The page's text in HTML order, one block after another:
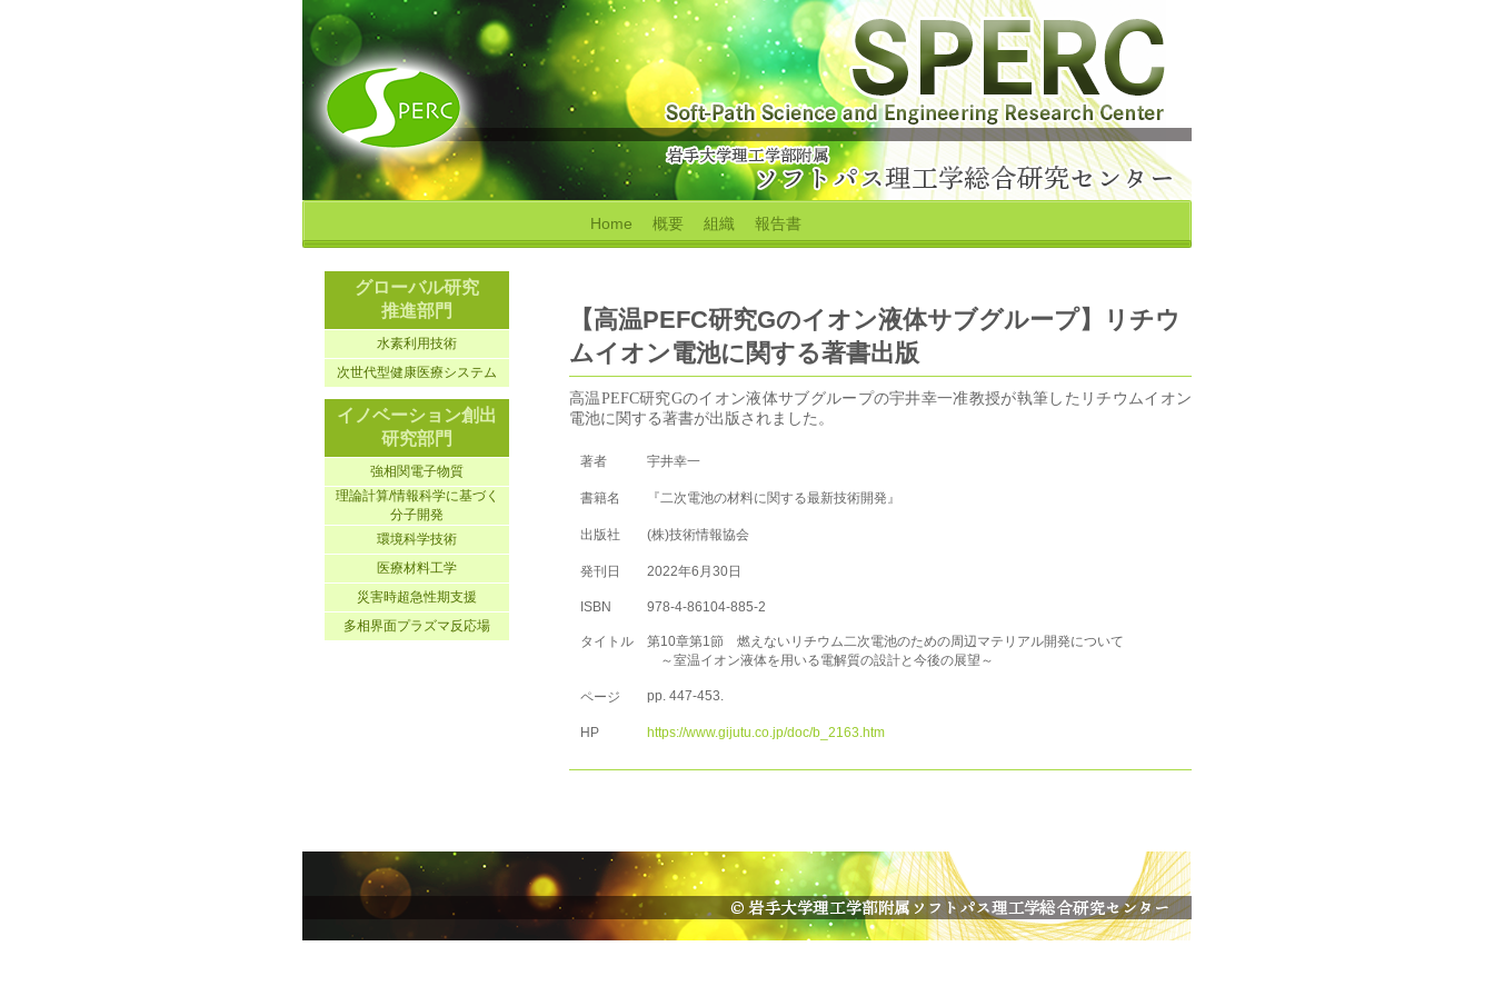
Home 概要 組織 報告書
グローバル研究
推進部門
水素利用技術
次世代型健康医療システム
イノベーション創出
研究部門
強相関電子物質
理論計算/情報科学に基づく
分子開発
環境科学技術
医療材料工学
災害時超急性期支援
多相界面プラズマ反応場
【高温PEFC研究Gのイオン液体サブグループ】リチウ
ムイオン電池に関する著書出版
高温PEFC研究Gのイオン液体サブグループの宇井幸一准教授が執筆したリチウムイオン
電池に関する著書が出版されました。
著者 宇井幸一
書籍名 『二次電池の材料に関する最新技術開発』
出版社 (株)技術情報協会
発刊日 2022年6月30日
ISBN 978-4-86104-885-2
タイトル
第10章第1節 燃えないリチウム二次電池のための周辺マテリアル開発について
～室温イオン液体を用いる電解質の設計と今後の展望～
ページ pp. 447-453.
HP https://www.gijutu.co.jp/doc/b_2163.htm